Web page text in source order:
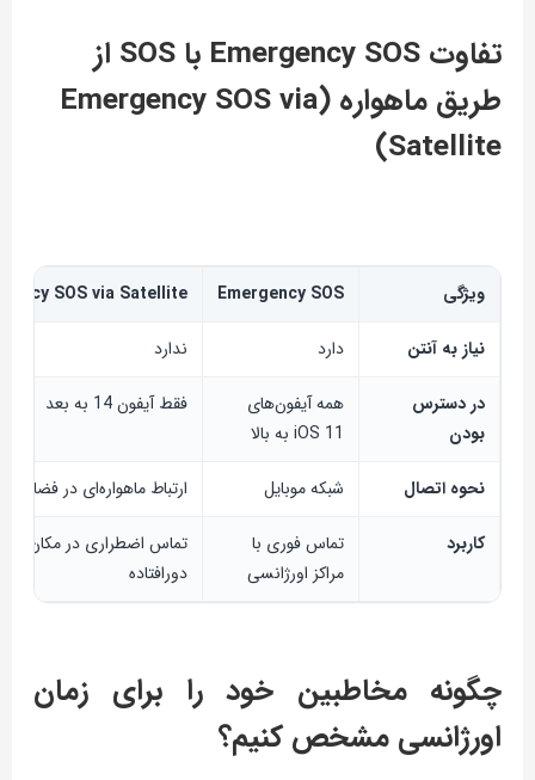
تفاوت Emergency SOS با SOS از
طریق ماهواره (Emergency SOS via
Satellite)
ویژگی Emergency SOS
SOS via Satellite
نیاز به آنتن دارد ندارد
در دسترس
بودن
همه آیفون‌های
iOS 11 به بالا
فقط آیفون 14 به بعد
نحوه اتصال شبکه موبایل ارتباط ماهواره‌ای در فضای باز
کاربرد
تماس فوری با
مراکز اورژانسی
تماس اضطراری در مکان‌های
دورافتاده
چگونه مخاطبین خود را برای زمان
اورژانسی مشخص کنیم؟